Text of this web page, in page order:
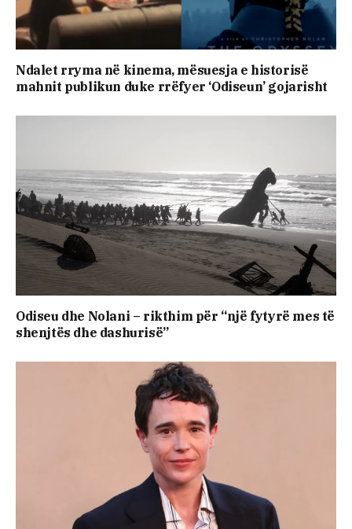
Ndalet rryma në kinema, mësuesja e historisë
mahnit publikun duke rrëfyer ‘Odiseun’ gojarisht
Odiseu dhe Nolani – rikthim për “një fytyrë mes të
shenjtës dhe dashurisë”